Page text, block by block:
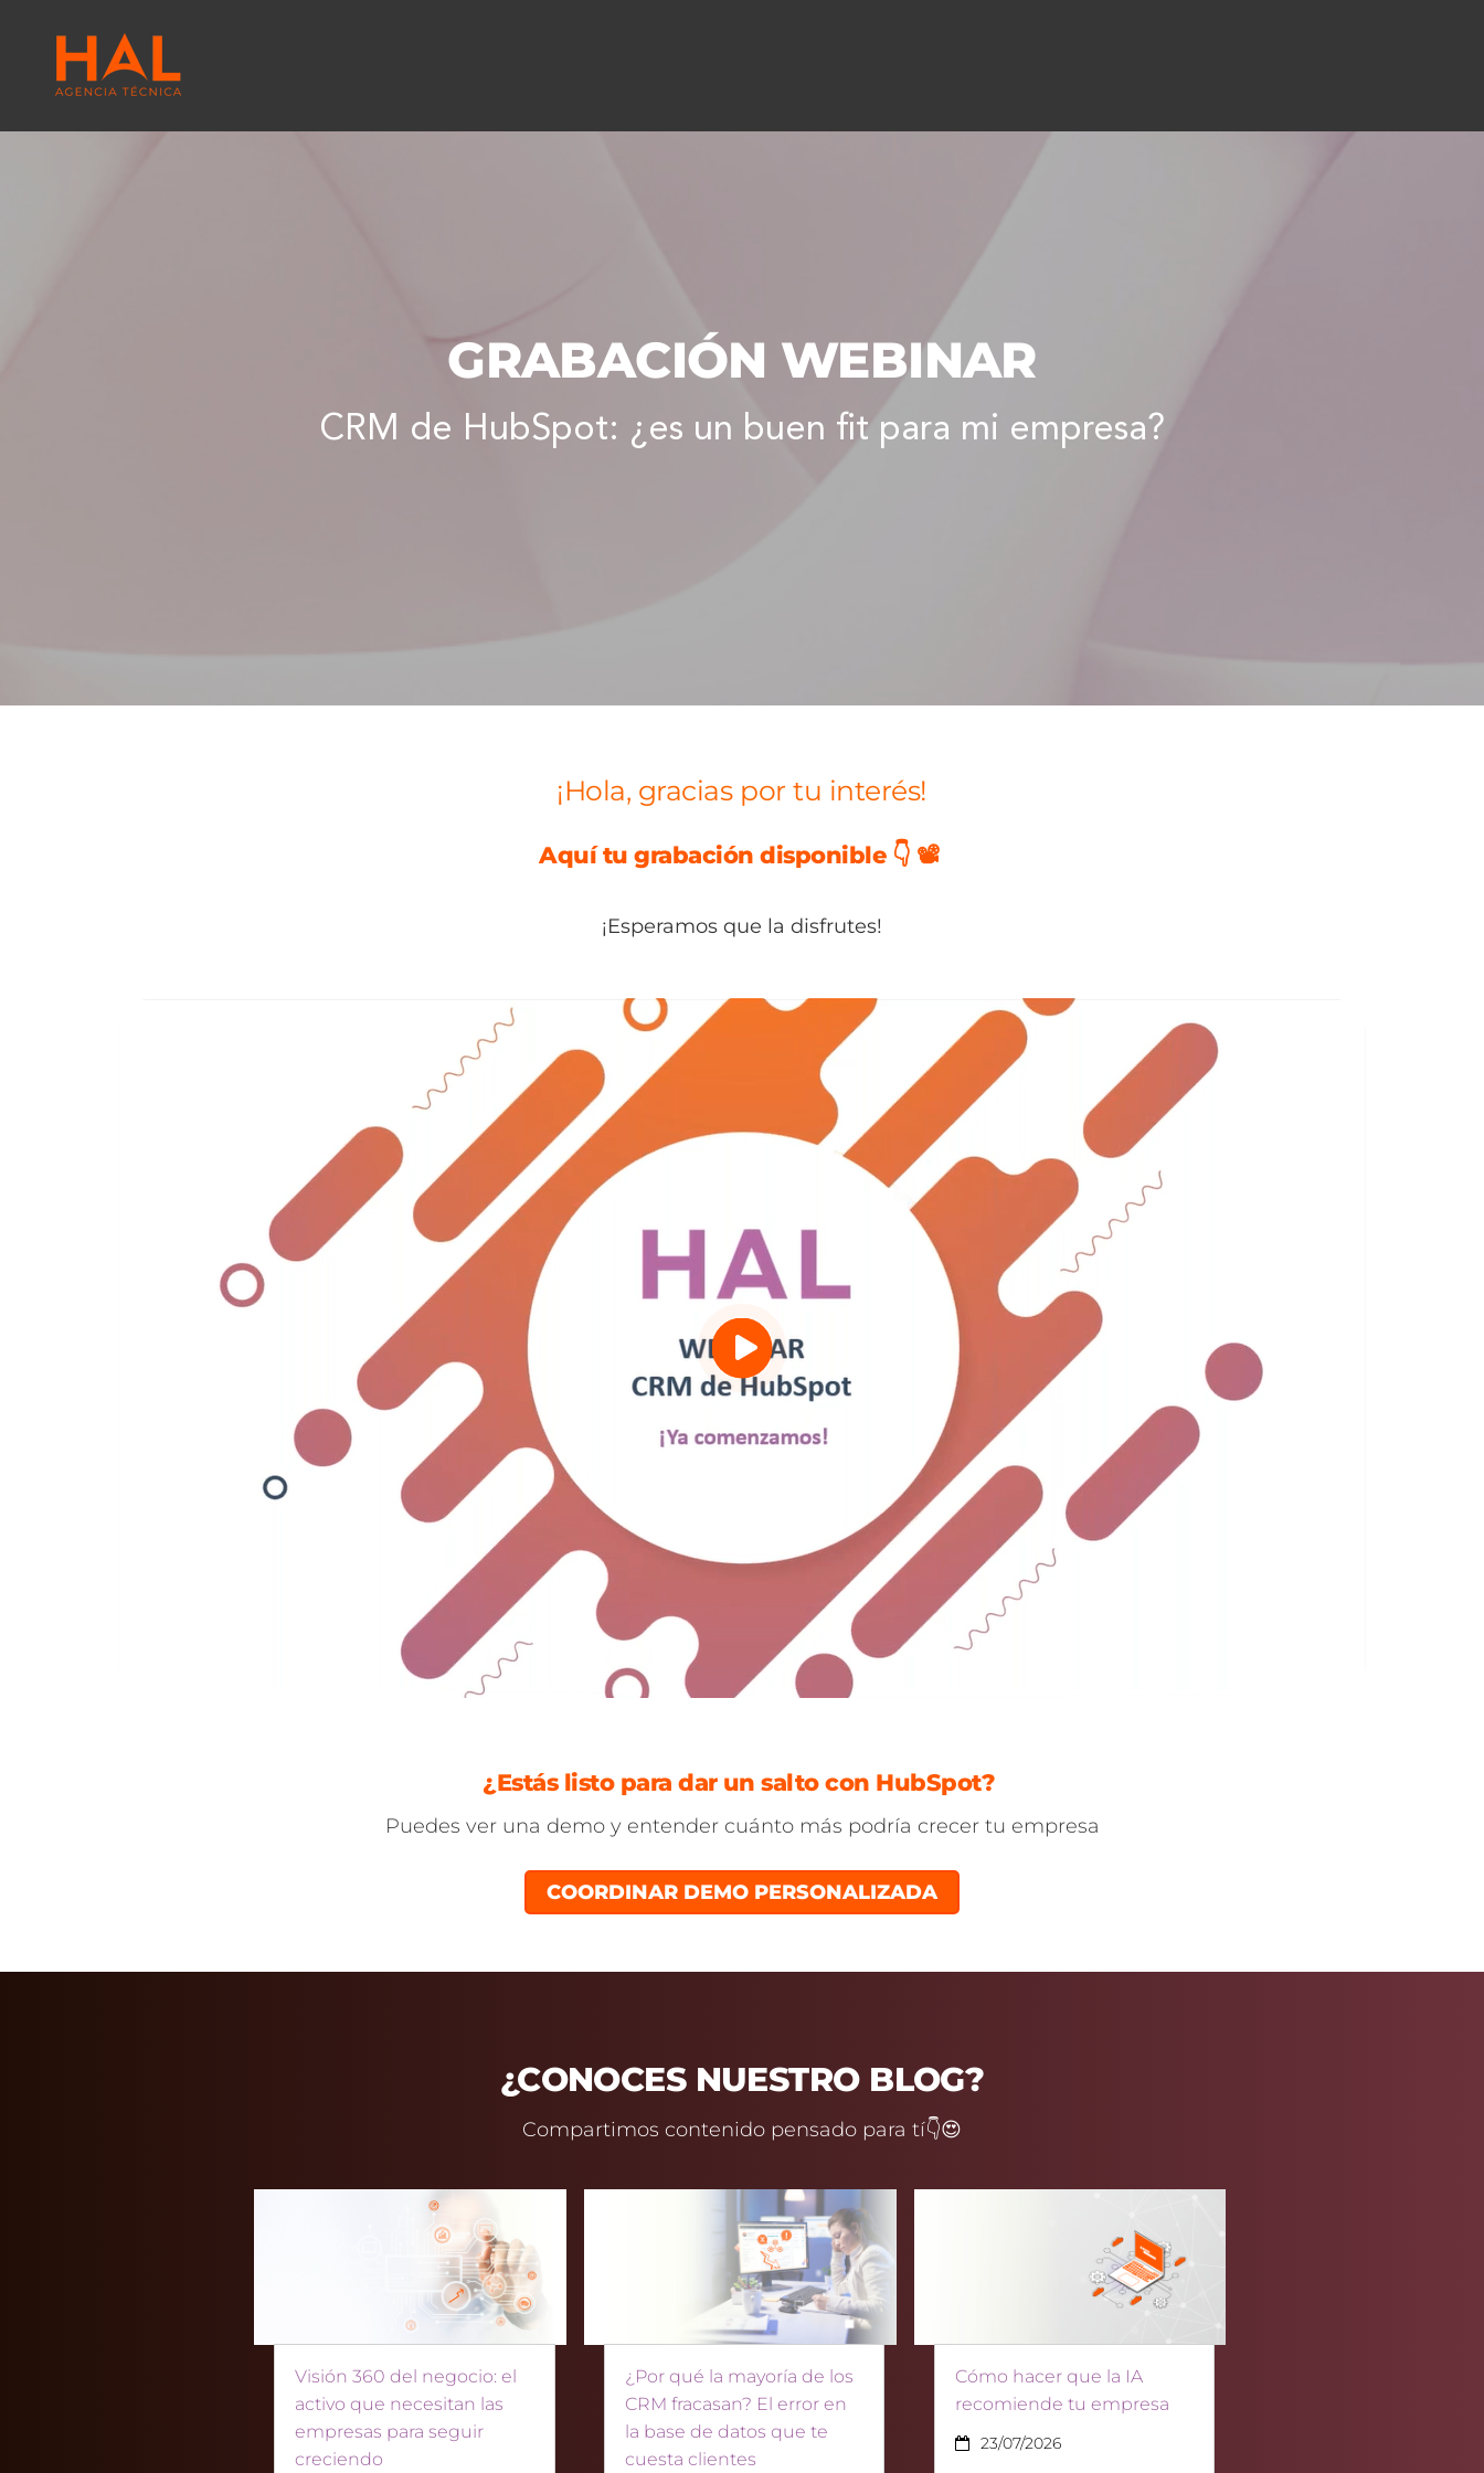
GRABACIÓN WEBINAR
CRM de HubSpot: ¿es un buen fit para mi empresa?
¡Hola, gracias por tu interés!
Aquí tu grabación disponible 👇 📽️
¡Esperamos que la disfrutes!
¿Estás listo para dar un salto con HubSpot?
Puedes ver una demo y entender cuánto más podría crecer tu empresa
COORDINAR DEMO PERSONALIZADA
¿CONOCES NUESTRO BLOG?
Compartimos contenido pensado para tí👇😍
Visión 360 del negocio: el
activo que necesitan las
empresas para seguir
creciendo
¿Por qué la mayoría de los
CRM fracasan? El error en
la base de datos que te
cuesta clientes
Cómo hacer que la IA
recomiende tu empresa
23/07/2026